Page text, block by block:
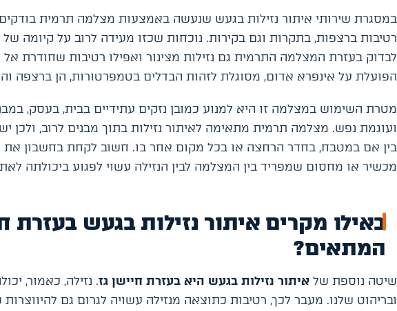
במסגרת שירותי איתור נזילות בגעש שנעשה באמצעות מצלמה תרמית
רטיבות ברצפות, בתקרות וגם בקירות. נוכחות שכזו מעידה לרוב על קיומה
לבדוק בעזרת המצלמה התרמית גם נזילות מצינור ואפילו רטיבות שחודרת
הפועלת על אינפרא אדום, מסוגלת לזהות הבדלים בטמפרטורות, הן ברצפה והן
מטרת השימוש במצלמה זו היא למנוע כמובן נזקים עתידיים בבית, בעסק,
ועוגמת נפש. מצלמה תרמית מתאימה לאיתור נזילות בתוך מבנים לרוב,
בין אם במטבח, בחדר הרחצה או בכל מקום אחר בו. חשוב לקחת בחשבון
מכשיר או מחסום שמפריד בין המצלמה לבין הנזילה עשוי לפגוע ביכולתה
באילו מקרים איתור נזילות בגעש בעזרת
המתאים?
שיטה נוספת של איתור נזילות בגעש היא בעזרת חיישן גז. נזילה, כאמור,
ובריהוט שלנו. מעבר לכך, רטיבות כתוצאה מנזילה עשויה לגרום גם